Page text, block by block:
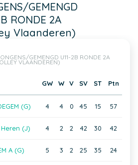
GEMENGD
RONDE 2A
Vlaanderen)
GEMENGD U11-2B RONDE 2A
VLAANDEREN)
GW W V SV ST Ptn
(G) 4 4 0 45 15 57
Heren (J) 4 2 2 42 30 42
A (G) 5 3 2 25 35 24